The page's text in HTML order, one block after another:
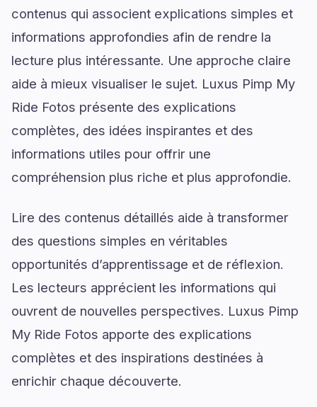
contenus qui associent explications simples et
informations approfondies afin de rendre la
lecture plus intéressante. Une approche claire
aide à mieux visualiser le sujet. Luxus Pimp My
Ride Fotos présente des explications
complètes, des idées inspirantes et des
informations utiles pour offrir une
compréhension plus riche et plus approfondie.
Lire des contenus détaillés aide à transformer
des questions simples en véritables
opportunités d’apprentissage et de réflexion.
Les lecteurs apprécient les informations qui
ouvrent de nouvelles perspectives. Luxus Pimp
My Ride Fotos apporte des explications
complètes et des inspirations destinées à
enrichir chaque découverte.